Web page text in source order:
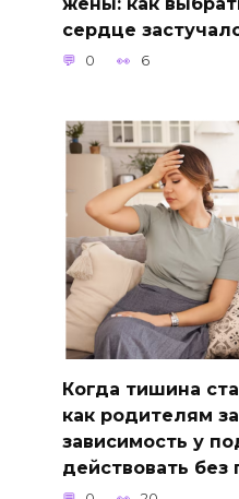
сердце
0 6
Когда тишина
как родителям
зависимость у
действовать без